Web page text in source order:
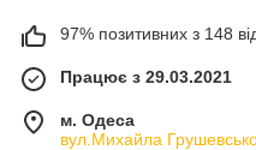
97% позитивних з 148
Працює з 29.03.2021
м. Одеса
вул.Михайла